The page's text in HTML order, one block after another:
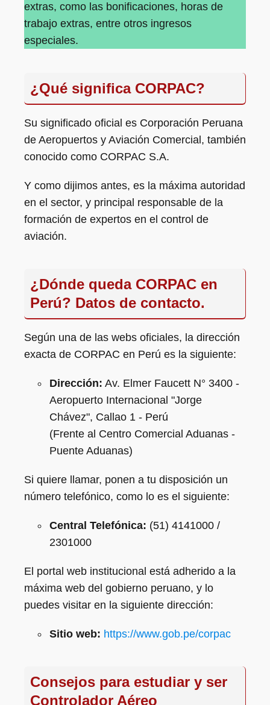
extras, como las bonificaciones, horas de
trabajo extras, entre otros ingresos
especiales.
¿Qué significa CORPAC?
Su significado oficial es Corporación Peruana
de Aeropuertos y Aviación Comercial, también
conocido como CORPAC S.A.
Y como dijimos antes, es la máxima autoridad
en el sector, y principal responsable de la
formación de expertos en el control de
aviación.
¿Dónde queda CORPAC en
Perú? Datos de contacto.
Según una de las webs oficiales, la dirección
exacta de CORPAC en Perú es la siguiente:
Dirección: Av. Elmer Faucett N° 3400 -
Aeropuerto Internacional "Jorge
Chávez", Callao 1 - Perú
(Frente al Centro Comercial Aduanas -
Puente Aduanas)
Si quiere llamar, ponen a tu disposición un
número telefónico, como lo es el siguiente:
Central Telefónica: (51) 4141000 /
2301000
El portal web institucional está adherido a la
máxima web del gobierno peruano, y lo
puedes visitar en la siguiente dirección:
Sitio web: https://www.gob.pe/corpac
Consejos para estudiar y ser
Controlador Aéreo